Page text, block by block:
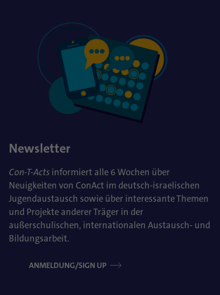
Newsletter
Con-T-Acts informiert alle 6 Wochen über
Neuigkeiten von ConAct im deutsch-israelischen
Jugendaustausch sowie über interessante Themen
und Projekte anderer Träger in der
außerschulischen, internationalen Austausch- und
Bildungsarbeit.
ANMELDUNG/SIGN UP